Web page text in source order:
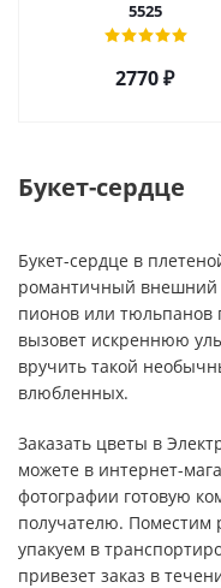
5525
2770 ₽
Букет-сердце
Букет-сердце в
романтичный внешний
пионов или тюльпанов
вызовет искреннюю
вручить такой
влюбленных.
Заказать цветы в
можете в интернет-
фотографии готовую
получателю. Поместим
упакуем в
привезет заказ в